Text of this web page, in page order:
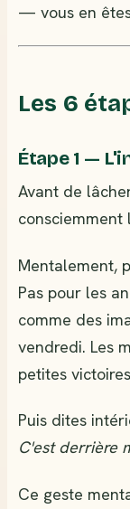
— vous en
Les 6
Étape 1 —
Avant de
consciemment
Mentalement,
Pas pour les
comme des
vendredi. Les
petites
Puis dites
C'est derrière
Ce geste